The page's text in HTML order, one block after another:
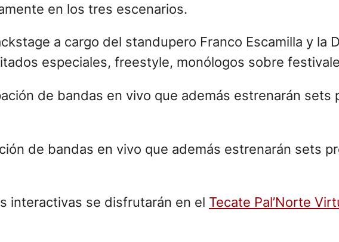
en los tres escenarios.
a cargo del standupero Franco Escamilla y la
especiales, freestyle, monólogos sobre
de bandas en vivo que además estrenarán sets
interactivas se disfrutarán en el Tecate Pal’Norte